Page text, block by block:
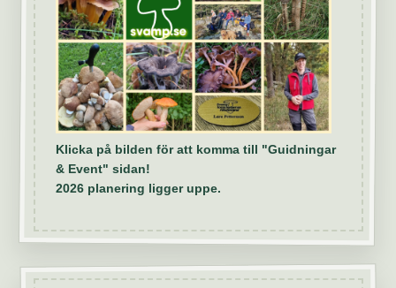
Klicka på bilden för att komma till "Guidningar
& Event" sidan!
2026 planering ligger uppe.